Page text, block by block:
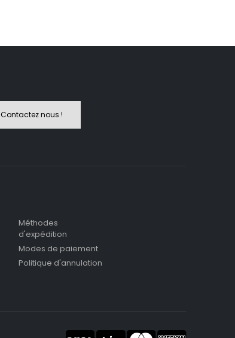
Contactez nous !
Méthodes
d'expédition
Modes de paiement
Politique d'annulation